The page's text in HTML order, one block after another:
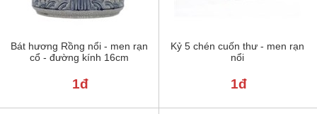
Bát hương Rồng nổi - men rạn
cổ - đường kính 16cm
1đ
Kỷ 5 chén cuốn thư - men rạn
nổi
1đ